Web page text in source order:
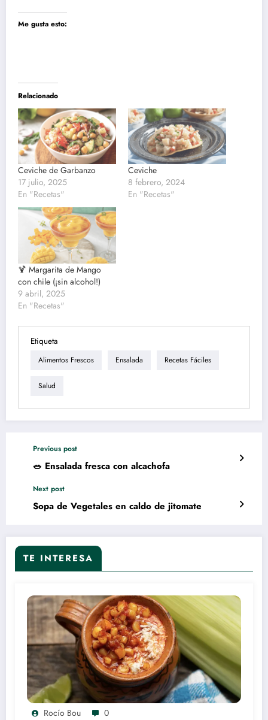
Me gusta esto:
Relacionado
Ceviche de Garbanzo
17 julio, 2025
En "Recetas"
Ceviche
8 febrero, 2024
En "Recetas"
🍹 Margarita de Mango
con chile (¡sin alcohol!)
9 abril, 2025
En "Recetas"
Etiqueta
Alimentos Frescos Ensalada Recetas Fáciles
Salud
Previous post
🥗 Ensalada fresca con alcachofa
Next post
Sopa de Vegetales en caldo de jitomate
TE INTERESA
Rocío Bou 0